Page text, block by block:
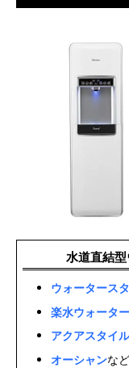
水道直結
ウォータース
楽水ウォータ
アクアスタイル
オーシャンなど